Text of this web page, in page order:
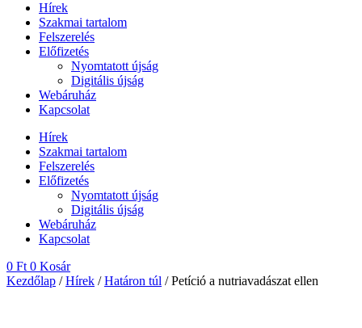
Hírek
Szakmai tartalom
Felszerelés
Előfizetés
Nyomtatott újság
Digitális újság
Webáruház
Kapcsolat
Hírek
Szakmai tartalom
Felszerelés
Előfizetés
Nyomtatott újság
Digitális újság
Webáruház
Kapcsolat
0 Ft 0 Kosár
Kezdőlap /Hírek /Határon túl / Petíció a nutriavadászat ellen